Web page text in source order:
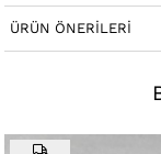
ÜRÜN ÖNERILERI